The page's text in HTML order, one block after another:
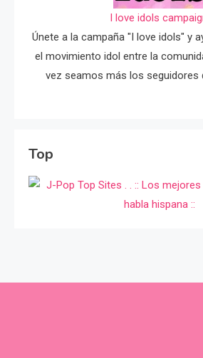
I love idols
Únete a la campaña "I love idols" y
el movimiento idol entre la
vez seamos más los seguidores
Top